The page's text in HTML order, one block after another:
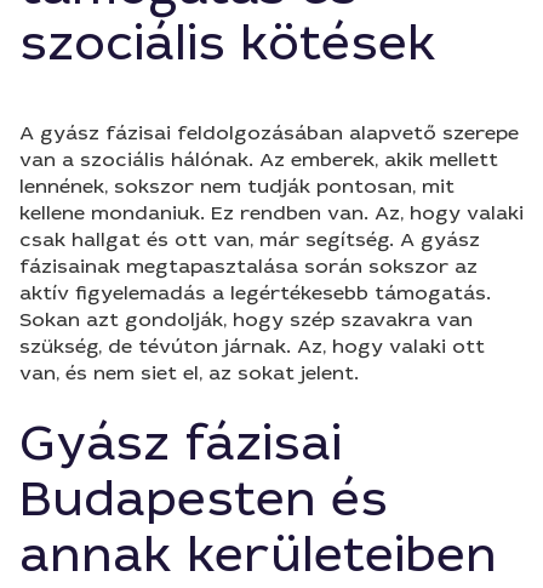
szociális kötések
A gyász fázisai feldolgozásában alapvető szerepe
van a szociális hálónak. Az emberek, akik mellett
lennének, sokszor nem tudják pontosan, mit
kellene mondaniuk. Ez rendben van. Az, hogy valaki
csak hallgat és ott van, már segítség. A gyász
fázisainak megtapasztalása során sokszor az
aktív figyelemadás a legértékesebb támogatás.
Sokan azt gondolják, hogy szép szavakra van
szükség, de tévúton járnak. Az, hogy valaki ott
van, és nem siet el, az sokat jelent.
Gyász fázisai
Budapesten és
annak kerületeiben